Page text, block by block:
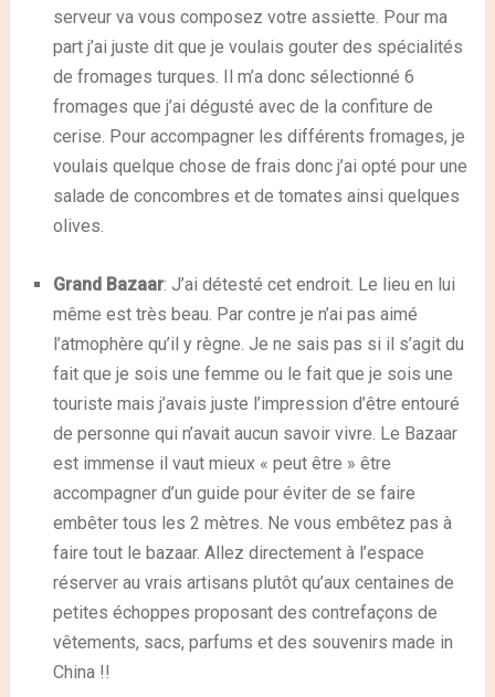
serveur va vous composez votre assiette. Pour ma
part j’ai juste dit que je voulais gouter des spécialités
de fromages turques. Il m’a donc sélectionné 6
fromages que j’ai dégusté avec de la confiture de
cerise. Pour accompagner les différents fromages, je
voulais quelque chose de frais donc j’ai opté pour une
salade de concombres et de tomates ainsi quelques
olives.
Grand Bazaar: J’ai détesté cet endroit. Le lieu en lui
même est très beau. Par contre je n’ai pas aimé
l’atmophère qu’il y règne. Je ne sais pas si il s’agit du
fait que je sois une femme ou le fait que je sois une
touriste mais j’avais juste l’impression d’être entouré
de personne qui n’avait aucun savoir vivre. Le Bazaar
est immense il vaut mieux « peut être » être
accompagner d’un guide pour éviter de se faire
embêter tous les 2 mètres. Ne vous embêtez pas à
faire tout le bazaar. Allez directement à l’espace
réserver au vrais artisans plutôt qu’aux centaines de
petites échoppes proposant des contrefaçons de
vêtements, sacs, parfums et des souvenirs made in
China !!